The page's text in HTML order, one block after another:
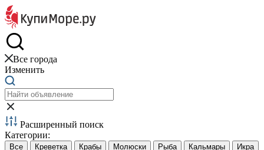
Все города
Изменить
Расширенный поиск
Категории: